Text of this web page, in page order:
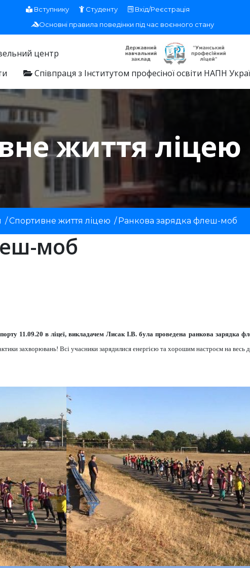
Вступнику Студенту
Вхід/Реєстрація
Основні правила поведінки під час воєнного стану
центр
Співпраця з Інститутом професіної освіти НАПН
життя ліцею
/Спортивне життя ліцею / Ранкова зарядка флеш-моб
моб
11.09.20 в ліцеї, викладачем Лисак І.В. була проведена ранкова
захворювань! Всі учасники зарядилися енергією та хорошим настроєм на весь